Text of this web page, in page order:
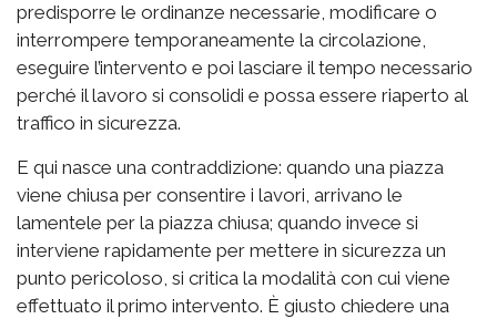
predisporre le ordinanze necessarie, modificare o
interrompere temporaneamente la circolazione,
eseguire l’intervento e poi lasciare il tempo necessario
perché il lavoro si consolidi e possa essere riaperto al
traffico in sicurezza.
E qui nasce una contraddizione: quando una piazza
viene chiusa per consentire i lavori, arrivano le
lamentele per la piazza chiusa; quando invece si
interviene rapidamente per mettere in sicurezza un
punto pericoloso, si critica la modalità con cui viene
effettuato il primo intervento. È giusto chiedere una